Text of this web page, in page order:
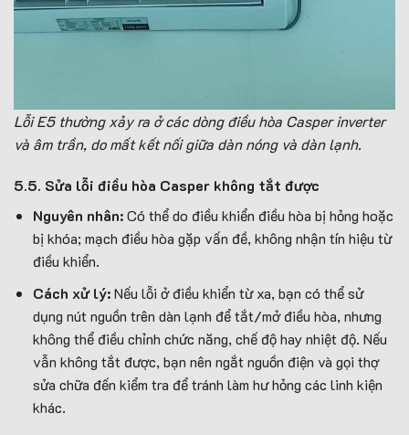
Lỗi E5 thường xảy ra ở các dòng điều hòa Casper inverter
và âm trần, do mất kết nối giữa dàn nóng và dàn lạnh.
5.5. Sửa lỗi điều hòa Casper không tắt được
Nguyên nhân:Có thể do điều khiển điều hòa bị hỏng hoặc
bị khóa; mạch điều hòa gặp vấn đề, không nhận tín hiệu từ
điều khiển.
Cách xử lý:Nếu lỗi ở điều khiển từ xa, bạn có thể sử
dụng nút nguồn trên dàn lạnh để tắt/mở điều hòa, nhưng
không thể điều chỉnh chức năng, chế độ hay nhiệt độ. Nếu
vẫn không tắt được, bạn nên ngắt nguồn điện và gọi thợ
sửa chữa đến kiểm tra để tránh làm hư hỏng các linh kiện
khác.